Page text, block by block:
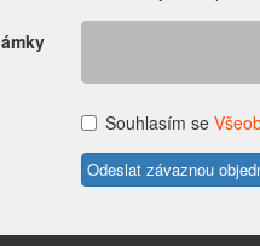
Souhlasím se